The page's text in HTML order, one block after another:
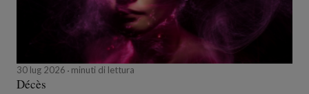
30 lug 2026 minuti di lettura
Décès